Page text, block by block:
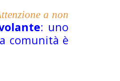
a non
: uno
comunità è